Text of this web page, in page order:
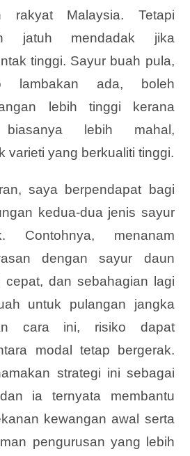
rakyat Malaysia. Tetapi
jatuh mendadak jika
tinggi. Sayur buah pula,
lambakan ada, boleh
lebih tinggi kerana
lebih mahal,
varieti yang berkualiti tinggi.
saya berpendapat bagi
kedua-dua jenis sayur
menanam
dengan sayur daun
cepat, dan sebahagian lagi
untuk pulangan jangka
cara ini, risiko dapat
modal tetap bergerak.
strategi ini sebagai
ia ternyata membantu
kewangan awal serta
pengurusan yang lebih